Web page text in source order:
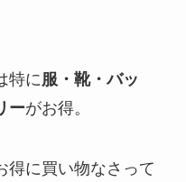
特に服・靴・バッ
ーがお得。
得に買い物なさって